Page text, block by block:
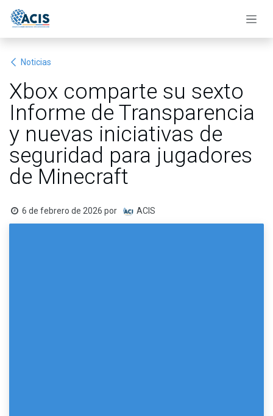
Noticias
Xbox comparte su sexto
Informe de Transparencia
y nuevas iniciativas de
seguridad para jugadores
de Minecraft
6 de febrero de 2026 por ACIS